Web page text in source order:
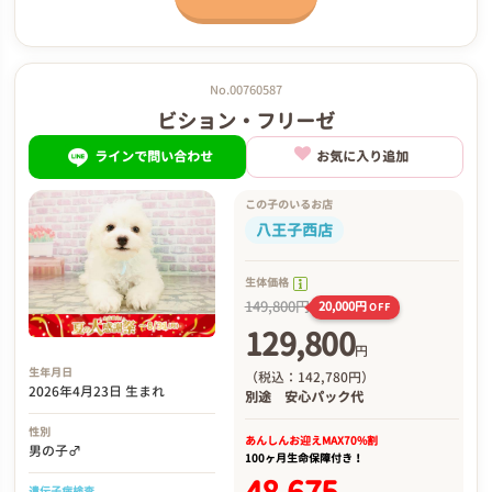
No.00760587
ビション・フリーゼ
ラインで問い合わせ お気に入り追加
生年月日
2026年4月23日 生まれ
性別
男の子♂
この子のいるお店
八王子西店
生体価格
149,800円 20,000円OFF
129,800円
（税込：142,780円）
別途 安心パック代
あんしんお迎えMAX70%割
100ヶ月生命保障付き！